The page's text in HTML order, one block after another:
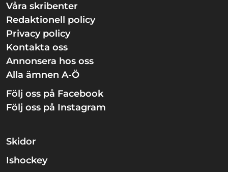
Våra skribenter
Redaktionell policy
Privacy policy
Kontakta oss
Annonsera hos oss
Alla ämnen A-Ö
Följ oss på Facebook
Följ oss på Instagram
Skidor
Ishockey